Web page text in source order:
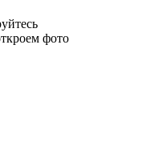
фото